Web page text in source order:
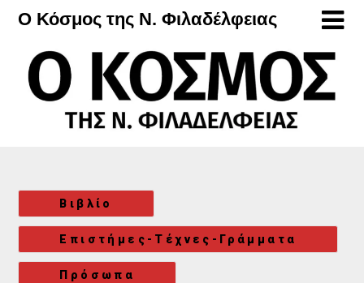
Μετάβαση
περιεχόμενο
Ο Κόσμος της Ν. Φιλαδέλφειας
Βιβλίο
Επιστήμες-Τέχνες-Γράμματα
Πρόσωπα